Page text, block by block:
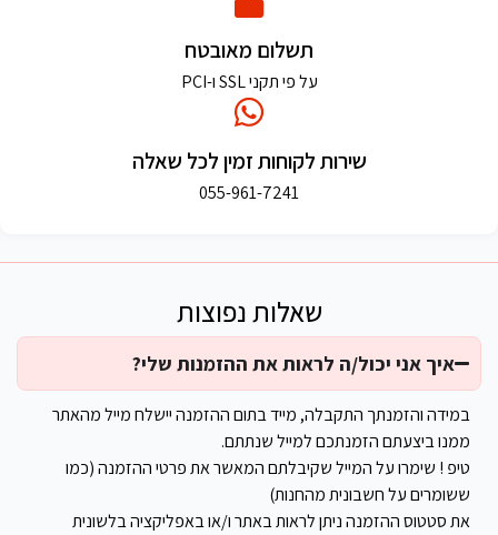
איך אני יכול/ה לראות את ההזמנות שלי?
במידה והזמנתך התקבלה, מייד בתום ההזמנה יישלח מייל מהאתר
ממנו ביצעתם הזמנתכם למייל שנתתם.
טיפ ! שימרו על המייל שקיבלתם המאשר את פרטי ההזמנה (כמו
ששומרים על חשבונית מהחנות)
את סטטוס ההזמנה ניתן לראות באתר ו/או באפליקציה בלשונית
שאלות נפוצות
תשלום מאובטח
על פי תקני SSL ו-PCI
שירות לקוחות זמין לכל שאלה
055-961-7241